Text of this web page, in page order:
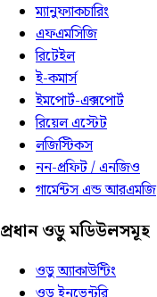
ম্যানুফ্যাকচারিং
এফএমসিজি
রিটেইল
ই-কমার্স
ইমপোর্ট-এক্সপোর্ট
রিয়েল এস্টেট
লজিস্টিকস
নন-প্রফিট / এনজিও
গার্মেন্টস এন্ড আরএমজি
প্রধান ওডু মডিউলসমূহ
ওডু অ্যাকাউন্টিং